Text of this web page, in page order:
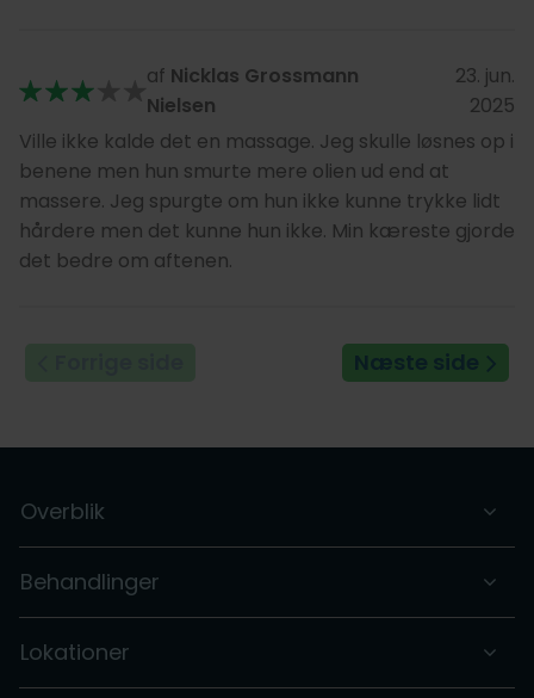
af Nicklas Grossmann
Nielsen
23. jun.
2025
Ville ikke kalde det en massage. Jeg skulle løsnes op i
benene men hun smurte mere olien ud end at
massere. Jeg spurgte om hun ikke kunne trykke lidt
hårdere men det kunne hun ikke. Min kæreste gjorde
det bedre om aftenen.
Næste side
Overblik
Behandlinger
Lokationer